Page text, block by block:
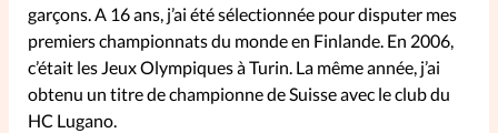
SpirituElles devient Relations
Aujourd’hui!
garçons. A 16 ans, j’ai été sélectionnée pour disputer mes
premiers championnats du monde en Finlande. En 2006,
c’était les Jeux Olympiques à Turin. La même année, j’ai
obtenu un titre de championne de Suisse avec le club du
HC Lugano.